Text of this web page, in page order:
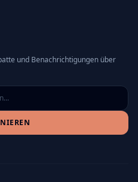
und Benachrichtigungen über